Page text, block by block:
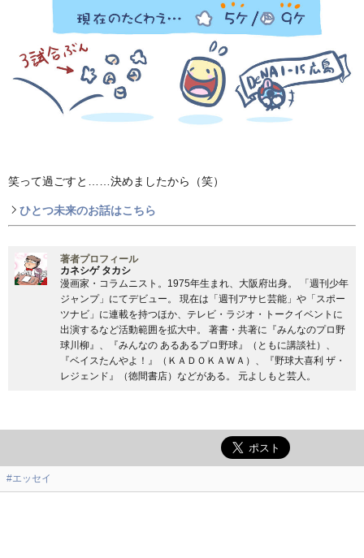
笑って過ごすと……決めましたから（笑）
ひとつ未来のお話はこちら
著者プロフィール
カネシゲ タカシ
漫画家・コラムニスト。1975年生まれ、大阪府出身。 「週刊少年
ジャンプ」にてデビュー。 現在は「週刊アサヒ芸能」や「スポー
ツナビ」に連載を持つほか、テレビ・ラジオ・トークイベントに
出演するなど活動範囲を拡大中。 著書・共著に『みんなのプロ野
球川柳』、『みんなの あるあるプロ野球』（ともに講談社）、
『ベイスたんやよ！』（ＫＡＤＯＫＡＷＡ）、『野球大喜利 ザ・
レジェンド』（徳間書店）などがある。 元よしもと芸人。
#エッセイ